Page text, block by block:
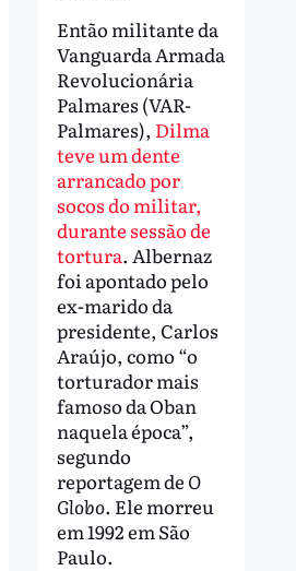
Então militante da
Vanguarda Armada
Revolucionária
Palmares (VAR-
Palmares), Dilma
teve um dente
arrancado por
socos do militar,
durante sessão de
tortura. Albernaz
foi apontado pelo
ex-marido da
presidente, Carlos
Araújo, como “o
torturador mais
famoso da Oban
naquela época”,
segundo
reportagem de O
Globo. Ele morreu
em 1992 em São
Paulo.